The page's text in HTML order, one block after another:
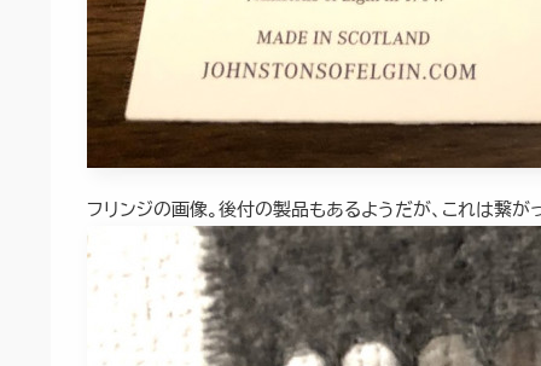
フリンジの画像。後付の製品もあるようだが、これは繋が